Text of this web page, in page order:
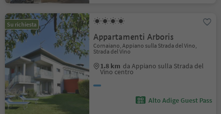
Su richiesta
Appartamenti Arboris
Cornaiano, Appiano sulla Strada del Vino,
Strada del Vino
1.8 km da Appiano sulla Strada del
Vino centro
Alto Adige Guest Pass